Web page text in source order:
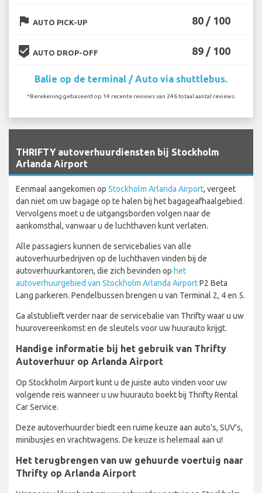
flag AUTO PICK-UP 80 / 100
beenhere AUTO DROP-OFF 89 / 100
Balie op de terminal / Auto via shuttlebus.
*Berekening gebaseerd op 14 recente reviews van 246 totaal aantal reviews.
THRIFTY autoverhuurdiensten bij Stockholm
Arlanda Airport
Eenmaal aangekomen op Stockholm Arlanda Airport, vergeet
dan niet om uw bagage op te halen bij het bagageafhaalgebied.
Vervolgens moet u de uitgangsborden volgen naar de
aankomsthal, vanwaar u de luchthaven kunt verlaten.
Alle passagiers kunnen de servicebalies van alle
autoverhuurbedrijven op de luchthaven vinden bij de
autoverhuurkantoren, die zich bevinden op het
autoverhuurgebied van Stockholm Arlanda AirportP2 Beta
Lang parkeren. Pendelbussen brengen u van Terminal 2, 4 en 5.
Ga alstublieft verder naar de servicebalie van Thrifty waar u uw
huurovereenkomst en de sleutels voor uw huurauto krijgt.
Handige informatie bij het gebruik van Thrifty
Autoverhuur op Arlanda Airport
Op Stockholm Airport kunt u de juiste auto vinden voor uw
volgende reis wanneer u uw huurauto boekt bij Thrifty Rental
Car Service.
Deze autoverhuurder biedt een ruime keuze aan auto's, SUV's,
minibusjes en vrachtwagens. De keuze is helemaal aan u!
Het terugbrengen van uw gehuurde voertuig naar
Thrifty op Arlanda Airport